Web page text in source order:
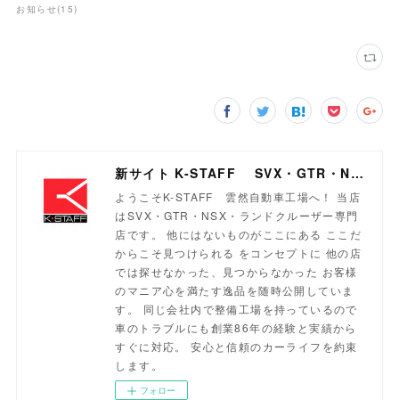
お知らせ(15)
新サイト K-STAFF SVX・GTR・NSX・ランドクルーザー専門店
ようこそK-STAFF 雲然自動車工場へ！ 当店
はSVX・GTR・NSX・ランドクルーザー専門
店です。 他にはないものがここにある ここだ
からこそ見つけられる をコンセプトに 他の店
では探せなかった、見つからなかった お客様
のマニア心を満たす逸品を随時公開していま
す。 同じ会社内で整備工場を持っているので
車のトラブルにも創業86年の経験と実績から
すぐに対応。 安心と信頼のカーライフを約束
します。
フォロー